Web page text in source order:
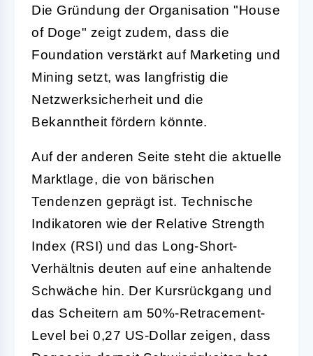
Die Gründung der Organisation "House
of Doge" zeigt zudem, dass die
Foundation verstärkt auf Marketing und
Mining setzt, was langfristig die
Netzwerksicherheit und die
Bekanntheit fördern könnte.
Auf der anderen Seite steht die aktuelle
Marktlage, die von bärischen
Tendenzen geprägt ist. Technische
Indikatoren wie der Relative Strength
Index (RSI) und das Long-Short-
Verhältnis deuten auf eine anhaltende
Schwäche hin. Der Kursrückgang und
das Scheitern am 50%-Retracement-
Level bei 0,27 US-Dollar zeigen, dass